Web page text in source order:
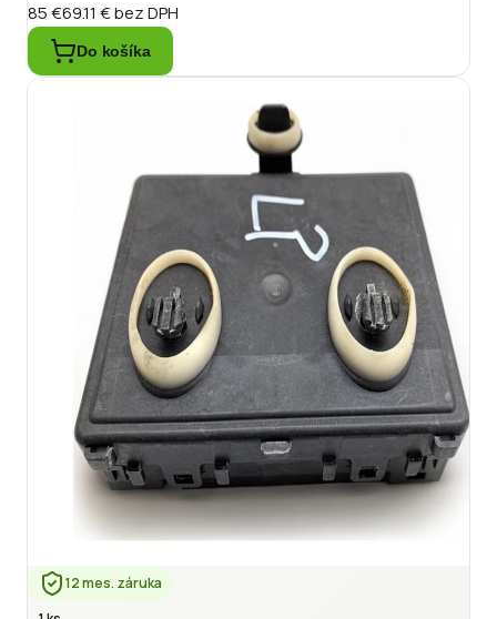
85 €69.11 €bez DPH
Do košíka
12 mes. záruka